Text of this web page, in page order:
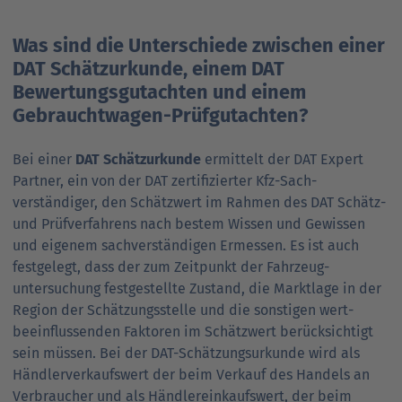
Was sind die Unterschiede zwischen einer
DAT Schätz­urkunde, einem DAT
Bewertungs­gutachten und einem
Gebraucht­wagen-Prüf­gutachten?
Bei einer DAT Schätz­urkunde ermittelt der DAT Expert
Partner, ein von der DAT zertifizierter Kfz-Sach­
verständiger, den Schätz­wert im Rahmen des DAT Schätz-
und Prüf­verfahrens nach bestem Wissen und Gewissen
und eigenem sachverständigen Ermessen. Es ist auch
festgelegt, dass der zum Zeit­punkt der Fahrzeug­
untersuchung festgestellte Zustand, die Markt­lage in der
Region der Schätzungs­stelle und die sonstigen wert­
beeinflussenden Faktoren im Schätz­wert berücksichtigt
sein müssen. Bei der DAT-Schätzungs­urkunde wird als
Händler­verkaufs­wert der beim Verkauf des Handels an
Verbraucher und als Händler­einkaufs­wert, der beim